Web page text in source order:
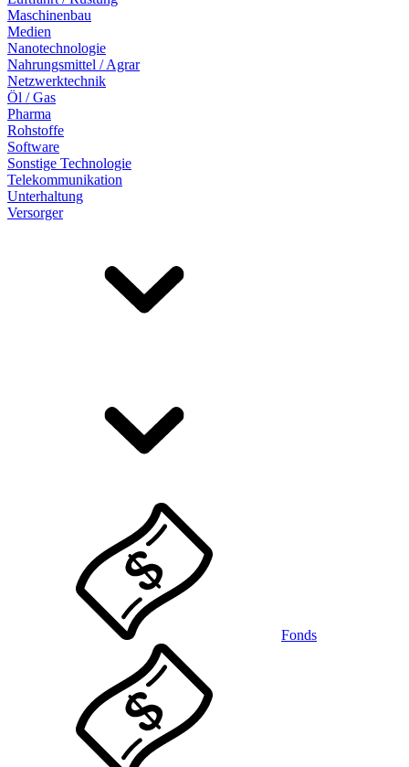
Maschinenbau
Medien
Nanotechnologie
Nahrungsmittel / Agrar
Netzwerktechnik
Öl / Gas
Pharma
Rohstoffe
Software
Sonstige Technologie
Telekommunikation
Unterhaltung
Versorger
Fonds